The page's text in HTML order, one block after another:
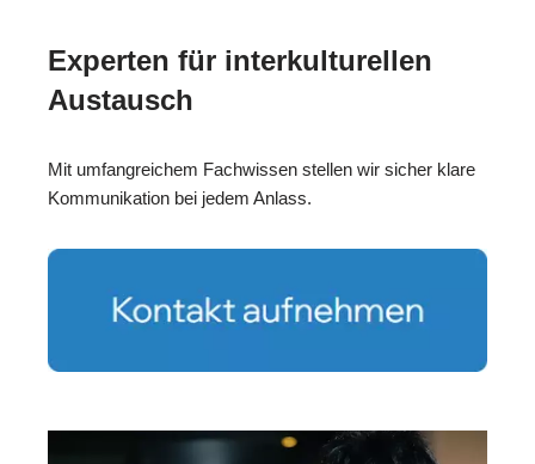
Experten für interkulturellen
Austausch
Mit umfangreichem Fachwissen stellen wir sicher klare
Kommunikation bei jedem Anlass.